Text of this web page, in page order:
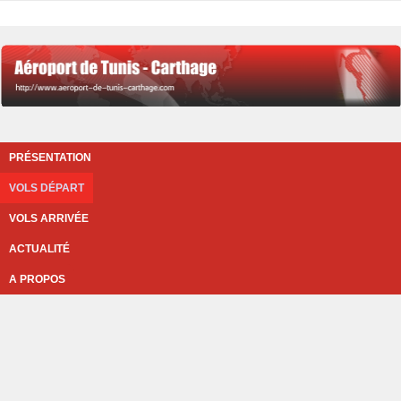
PRÉSENTATION
VOLS DÉPART
VOLS ARRIVÉE
ACTUALITÉ
A PROPOS